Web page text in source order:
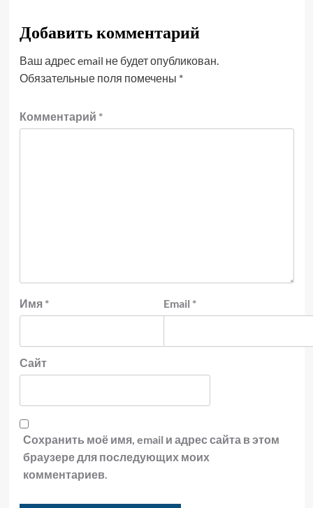
Добавить комментарий
Ваш адрес email не будет опубликован.
Обязательные поля помечены *
Комментарий *
Имя * Email *
Сайт
Сохранить моё имя, email и адрес сайта в этом
браузере для последующих моих
комментариев.